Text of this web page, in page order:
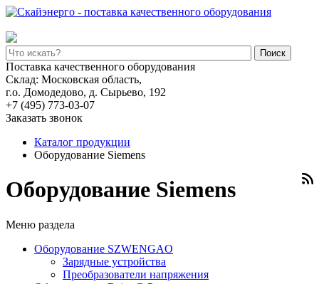
Поиск
Поставка качественного оборудования
Склад: Московская область,
г.о. Домодедово, д. Сырьево, 192
+7 (495) 773-03-07
Заказать звонок
Каталог продукции
Оборудование Siemens
Оборудование Siemens
Меню раздела
Оборудование SZWENGAO
Зарядные устройства
Преобразователи напряжения